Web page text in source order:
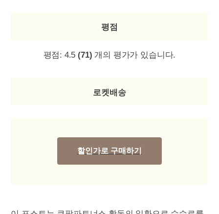
평점
평점: 4.5 (71) 개의 평가가 있습니다.
로켓배송
할인가로 구매하기